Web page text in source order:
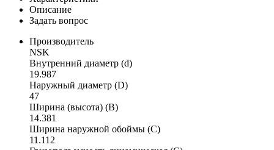
Описание
Задать вопрос
Производитель
NSK
Внутренний диаметр (d)
19.987
Наружный диаметр (D)
47
Ширина (высота) (B)
14.381
Ширина наружной обоймы (C)
11.112